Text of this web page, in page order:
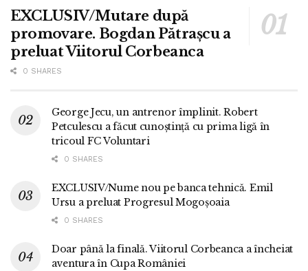
EXCLUSIV/Mutare după
promovare. Bogdan Pătrașcu a
preluat Viitorul Corbeanca
0 SHARES
George Jecu, un antrenor împlinit. Robert
Petculescu a făcut cunoștință cu prima ligă în
tricoul FC Voluntari
0 SHARES
EXCLUSIV/Nume nou pe banca tehnică. Emil
Ursu a preluat Progresul Mogoșoaia
0 SHARES
Doar până la finală. Viitorul Corbeanca a încheiat
aventura în Cupa României